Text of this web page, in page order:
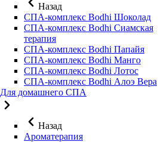
Назад
СПА-комплекс Bodhi Шоколад
СПА-комплекс Bodhi Сиамская
терапия
СПА-комплекс Bodhi Папайя
СПА-комплекс Bodhi Манго
СПА-комплекс Bodhi Лотос
СПА-комплекс Bodhi Алоэ Вера
Для домашнего СПА
Назад
Ароматерапия